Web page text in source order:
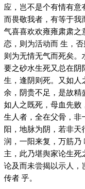
应，岂不是个有情有意
而畏敬我者，有等于我
气喜喜欢欢雍雍肃肃之
恋，则为活动而 生，
则为无情无气而死矣。
要之砂水生死又总在阴
生，逢阴则死。又如人
余，阴贵不足，是故精
如人之既死，母血先败
生人者，全在父骨，非
阳，地脉为阴，若非
润，一阳来复，万筋乃
主，此乃堪舆家论生
论及而未尝揭以示人，
传者 乎。